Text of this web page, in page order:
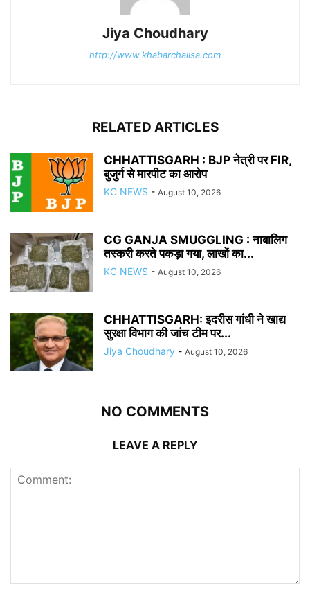
Jiya Choudhary
http://www.khabarchalisa.com
RELATED ARTICLES
CHHATTISGARH : BJP नेत्री पर FIR,
बुजुर्ग से मारपीट का आरोप
KC NEWS - August 10, 2026
CG GANJA SMUGGLING : नाबालिग
तस्करी करते पकड़ा गया, लाखों का...
KC NEWS - August 10, 2026
CHHATTISGARH: इदरीस गांधी ने खाद्य
सुरक्षा विभाग की जांच टीम पर...
Jiya Choudhary - August 10, 2026
NO COMMENTS
LEAVE A REPLY